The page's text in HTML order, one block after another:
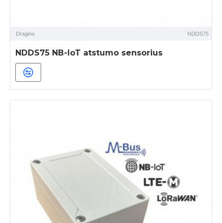
Dragino NDDS75
NDDS75 NB-IoT atstumo sensorius